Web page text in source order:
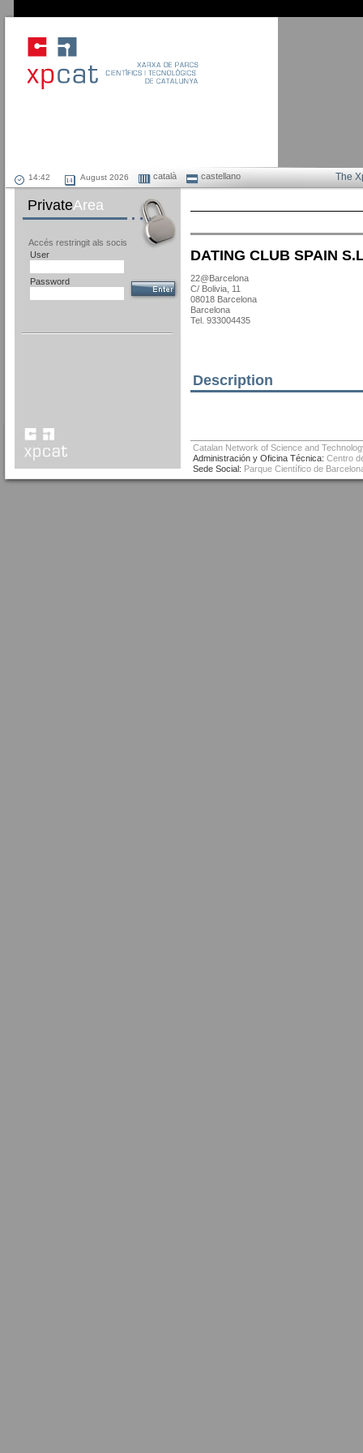
August 2026 català castellano The
PrivateArea
Accés restringit als socis
User
Password
DATING CLUB SPAIN
22@Barcelona
C/ Bolivia, 11
08018 Barcelona
Barcelona
Tel. 933004435
Description
Catalan Network of Science and
Administración y Oficina Técnica: Centro
Sede Social: Parque Científico de